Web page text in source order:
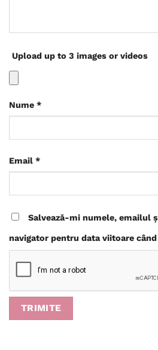
Upload up to 3 images or videos
Nume *
Email *
Salvează-mi numele, emailul
navigator pentru data viitoare